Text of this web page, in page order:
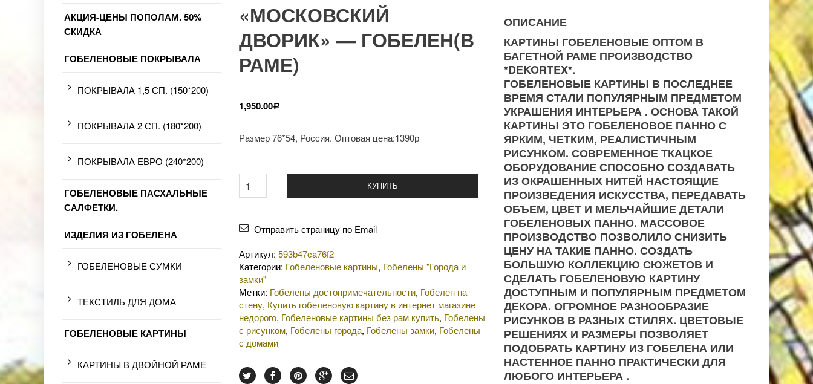
«МОСКОВСКИЙ
ДВОРИК» — ГОБЕЛЕН(В
РАМЕ)
1,950.00Р
Размер 76*54, Россия. Оптовая цена:1390р
КУПИТЬ
Отправить страницу по Email
Артикул: 593b47ca76f2
Категории: Гобеленовые картины, Гобелены "Города и
замки"
Метки: Гобелены достопримечательности, Гобелен на
стену, Купить гобеленовую картину в интернет магазине
недорого, Гобеленовые картины без рам купить, Гобелены
с рисунком, Гобелены города, Гобелены замки, Гобелены
с домами
ОПИСАНИЕ
КАРТИНЫ ГОБЕЛЕНОВЫЕ ОПТОМ В
БАГЕТНОЙ РАМЕ ПРОИЗВОДСТВО
*DEKORTEX*.
ГОБЕЛЕНОВЫЕ КАРТИНЫ В ПОСЛЕДНЕЕ
ВРЕМЯ СТАЛИ ПОПУЛЯРНЫМ ПРЕДМЕТОМ
УКРАШЕНИЯ ИНТЕРЬЕРА . ОСНОВА ТАКОЙ
КАРТИНЫ ЭТО ГОБЕЛЕНОВОЕ ПАННО С
ЯРКИМ, ЧЕТКИМ, РЕАЛИСТИЧНЫМ
РИСУНКОМ. СОВРЕМЕННОЕ ТКАЦКОЕ
ОБОРУДОВАНИЕ СПОСОБНО СОЗДАВАТЬ
ИЗ ОКРАШЕННЫХ НИТЕЙ НАСТОЯЩИЕ
ПРОИЗВЕДЕНИЯ ИСКУССТВА, ПЕРЕДАВАТЬ
ОБЪЕМ, ЦВЕТ И МЕЛЬЧАЙШИЕ ДЕТАЛИ
ГОБЕЛЕНОВЫХ ПАННО. МАССОВОЕ
ПРОИЗВОДСТВО ПОЗВОЛИЛО СНИЗИТЬ
ЦЕНУ НА ТАКИЕ ПАННО. СОЗДАТЬ
БОЛЬШУЮ КОЛЛЕКЦИЮ СЮЖЕТОВ И
СДЕЛАТЬ ГОБЕЛЕНОВУЮ КАРТИНУ
ДОСТУПНЫМ И ПОПУЛЯРНЫМ ПРЕДМЕТОМ
ДЕКОРА. ОГРОМНОЕ РАЗНООБРАЗИЕ
РИСУНКОВ В РАЗНЫХ СТИЛЯХ. ЦВЕТОВЫЕ
РЕШЕНИЯХ И РАЗМЕРЫ ПОЗВОЛЯЕТ
ПОДОБРАТЬ КАРТИНУ ИЗ ГОБЕЛЕНА ИЛИ
НАСТЕННОЕ ПАННО ПРАКТИЧЕСКИ ДЛЯ
ЛЮБОГО ИНТЕРЬЕРА .
АКЦИЯ-ЦЕНЫ ПОПОЛАМ. 50%
СКИДКА
ГОБЕЛЕНОВЫЕ ПОКРЫВАЛА
ПОКРЫВАЛА 1,5 СП. (150*200)
ПОКРЫВАЛА 2 СП. (180*200)
ПОКРЫВАЛА ЕВРО (240*200)
ГОБЕЛЕНОВЫЕ ПАСХАЛЬНЫЕ
САЛФЕТКИ.
ИЗДЕЛИЯ ИЗ ГОБЕЛЕНА
ГОБЕЛЕНОВЫЕ СУМКИ
ТЕКСТИЛЬ ДЛЯ ДОМА
ГОБЕЛЕНОВЫЕ КАРТИНЫ
КАРТИНЫ В ДВОЙНОЙ РАМЕ